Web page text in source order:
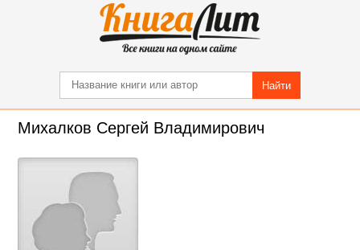
Найти
Михалков Сергей Владимирович